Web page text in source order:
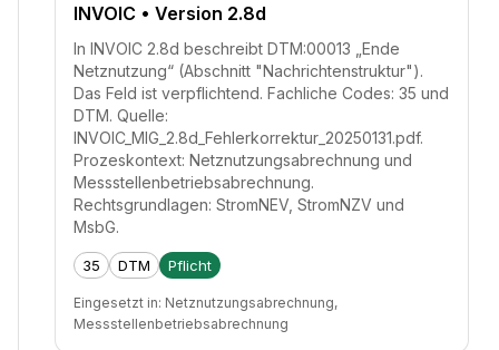
INVOIC • Version 2.8d
In INVOIC 2.8d beschreibt DTM:00013 „Ende
Netznutzung“ (Abschnitt "Nachrichtenstruktur").
Das Feld ist verpflichtend. Fachliche Codes: 35 und
DTM. Quelle:
INVOIC_MIG_2.8d_Fehlerkorrektur_20250131.pdf.
Prozeskontext: Netznutzungsabrechnung und
Messstellenbetriebsabrechnung.
Rechtsgrundlagen: StromNEV, StromNZV und
MsbG.
35 DTM Pflicht
Eingesetzt in: Netznutzungsabrechnung,
Messstellenbetriebsabrechnung